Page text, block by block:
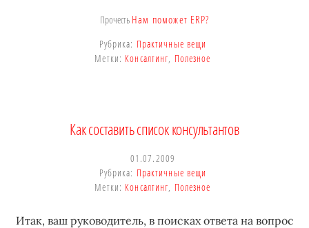
Прочесть Нам поможет ERP?
Рубрика: Практичные вещи
Метки: Консалтинг Полезное
Как составить список консультантов
01.07.2009
Рубрика: Практичные вещи
Метки: Консалтинг Полезное
Итак, ваш руководитель, в поисках ответа на вопрос